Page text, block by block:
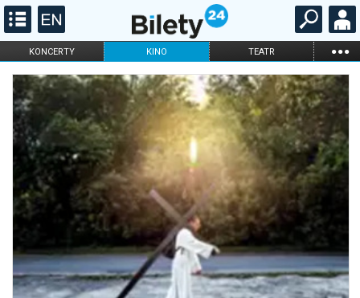
KONCERTY KINO TEATR ...
FILHARMONIA OPERA I BALET
STAND-UP
DLA DZIECI
ONLINE KARNETY